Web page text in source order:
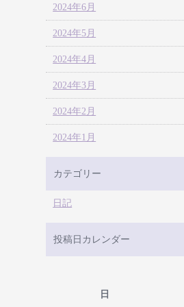
2024年6月
2024年5月
2024年4月
2024年3月
2024年2月
2024年1月
カテゴリー
日記
投稿日カレンダー
日